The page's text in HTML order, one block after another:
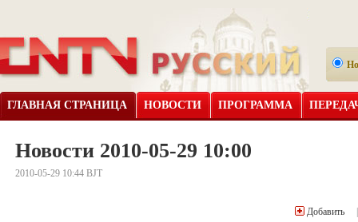
ГЛАВНАЯ СТРАНИЦА НОВОСТИ ПРОГРАММА
Новости 2010-05-29 10:00
2010-05-29 10:44 BJT
Добавить